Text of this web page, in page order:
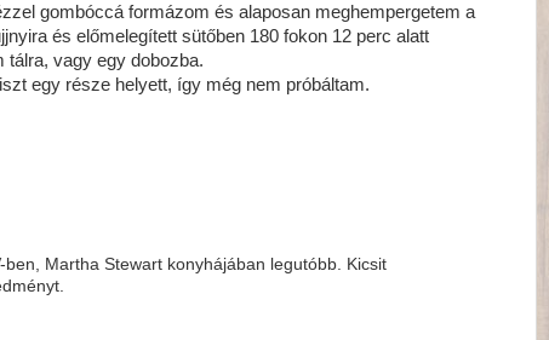
gombóccá formázom és alaposan meghempergetem a
és előmelegített sütőben 180 fokon 12 perc alatt
tálra, vagy egy dobozba.
egy része helyett, így még nem próbáltam.
Martha Stewart konyhájában legutóbb. Kicsit